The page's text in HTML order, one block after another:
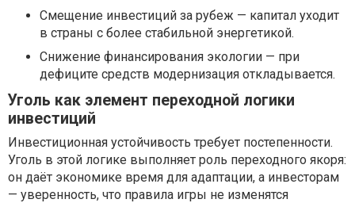
Смещение инвестиций за рубеж — капитал уходит
в страны с более стабильной энергетикой.
Снижение финансирования экологии — при
дефиците средств модернизация откладывается.
Уголь как элемент переходной логики
инвестиций
Инвестиционная устойчивость требует постепенности.
Уголь в этой логике выполняет роль переходного якоря:
он даёт экономике время для адаптации, а инвесторам
— уверенность, что правила игры не изменятся